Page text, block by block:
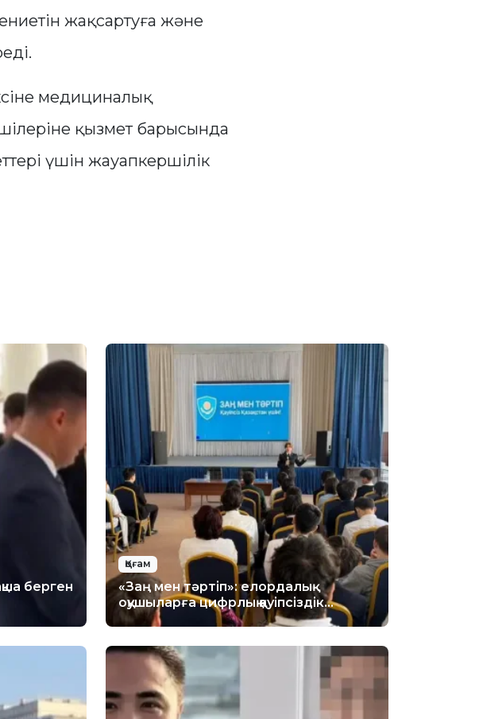
жақсартуға және
медициналық
қызмет барысында
үшін жауапкершілік
берген
Қоғам
«Заң мен тәртіп»: елордалық
оқушыларға цифрлық қауіпсіздік
бойынша лекция өтті